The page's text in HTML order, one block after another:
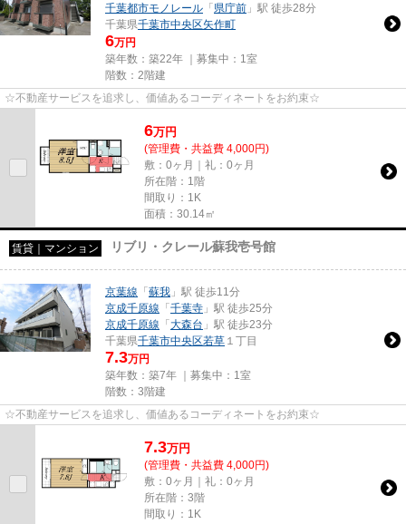
千葉都市モノレール 「 県庁前 」駅 徒歩28分
千葉県千葉市中央区矢作町
6万円
築年数：築22年 ｜募集中： 1室
階数：2階建
☆不動産サービスを追求し、価値あるコーディネートをお約束☆
6万円
(管理費・共益費 4,000円)
敷：0ヶ月｜礼：0ヶ月
所在階：1階
間取り：1K
面積：30.14㎡
賃貸｜マンション リブリ・クレール蘇我壱号館
京葉線 「 蘇我 」駅 徒歩11分
京成千原線 「 千葉寺 」駅 徒歩25分
京成千原線 「 大森台 」駅 徒歩23分
千葉県千葉市中央区若草 １丁目
7.3万円
築年数：築7年 ｜募集中： 1室
階数：3階建
☆不動産サービスを追求し、価値あるコーディネートをお約束☆
7.3万円
(管理費・共益費 4,000円)
敷：0ヶ月｜礼：0ヶ月
所在階：3階
間取り：1K